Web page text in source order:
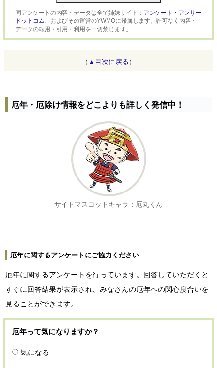
同アンケートの内容・データは全て姉妹サイト： アンケート・アンサー
ドットコム、 およびその運営のYWMOに帰属します。許可なく内容・
データの転用・引用・利用を一切禁じます。
（▲目次に戻る）
厄年・厄除け情報をどこよりも詳しく発信中！
サイトマスコットキャラ：厄丸くん
厄年に関するアンケートにご協力ください
厄年に関するアンケートを行っています。回答していただくと
すぐに回答結果が表示され、みなさんの厄年への関心度合いを
見ることができます。
厄年って気になりますか？
気になる